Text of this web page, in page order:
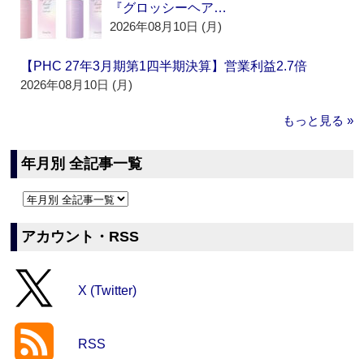
『グロッシーヘア…
2026年08月10日 (月)
【PHC 27年3月期第1四半期決算】営業利益2.7倍
2026年08月10日 (月)
もっと見る »
年月別 全記事一覧
アカウント・RSS
X (Twitter)
RSS